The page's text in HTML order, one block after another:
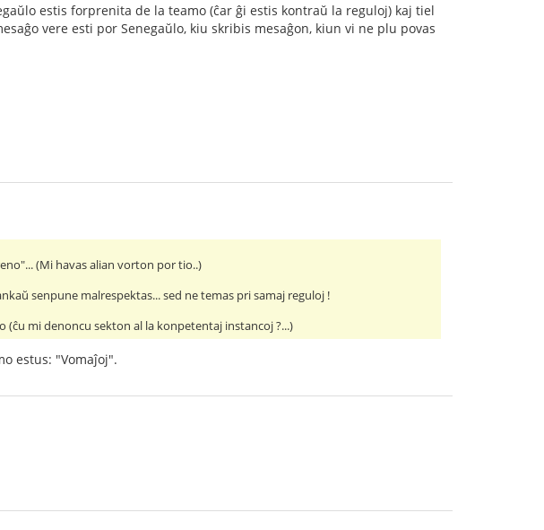
estis forprenita de la teamo (ĉar ĝi estis kontraŭ la reguloj) kaj tiel
vere esti por Senegaŭlo, kiu skribis mesaĝon, kiun vi ne plu povas
(Mi havas alian vorton por tio..)
senpune malrespektas... sed ne temas pri samaj reguloj !
(ĉu mi denoncu sekton al la konpetentaj instancoj ?...)
estus: "Vomaĵoj".